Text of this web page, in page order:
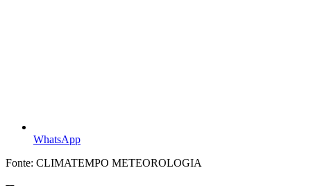
WhatsApp
Fonte: CLIMATEMPO METEOROLOGIA